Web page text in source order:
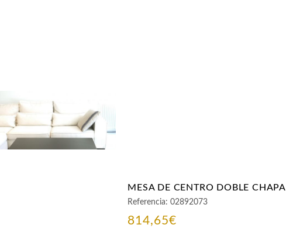
MESA DE CENTRO DOBLE CHAPA
Referencia:02892073
814,65€